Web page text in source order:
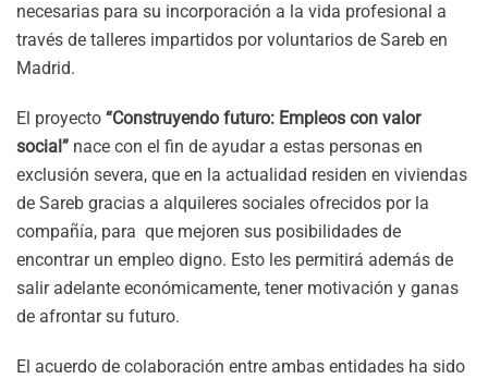
necesarias para su incorporación a la vida profesional a
través de talleres impartidos por voluntarios de Sareb en
Madrid.
El proyecto “Construyendo futuro: Empleos con valor
social” nace con el fin de ayudar a estas personas en
exclusión severa, que en la actualidad residen en viviendas
de Sareb gracias a alquileres sociales ofrecidos por la
compañía, para que mejoren sus posibilidades de
encontrar un empleo digno. Esto les permitirá además de
salir adelante económicamente, tener motivación y ganas
de afrontar su futuro.
El acuerdo de colaboración entre ambas entidades ha sido